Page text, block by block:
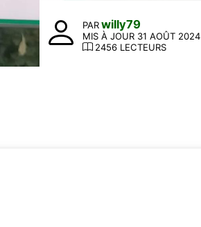
PAR willy79
MIS À JOUR 31 AOÛT 2024
2456 LECTEURS